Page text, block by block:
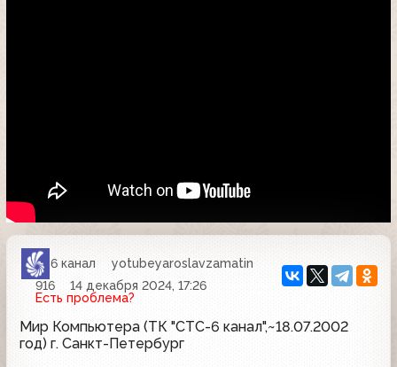
6 канал
yotubeyaroslavzamatin
916
14 декабря 2024, 17:26
Есть проблема?
Мир Компьютера (ТК "СТС-6 канал",~18.07.2002
год) г. Санкт-Петербург